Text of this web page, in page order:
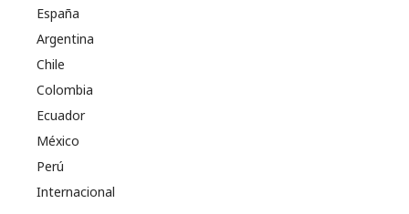
España
Argentina
Chile
Colombia
Ecuador
México
Perú
Internacional